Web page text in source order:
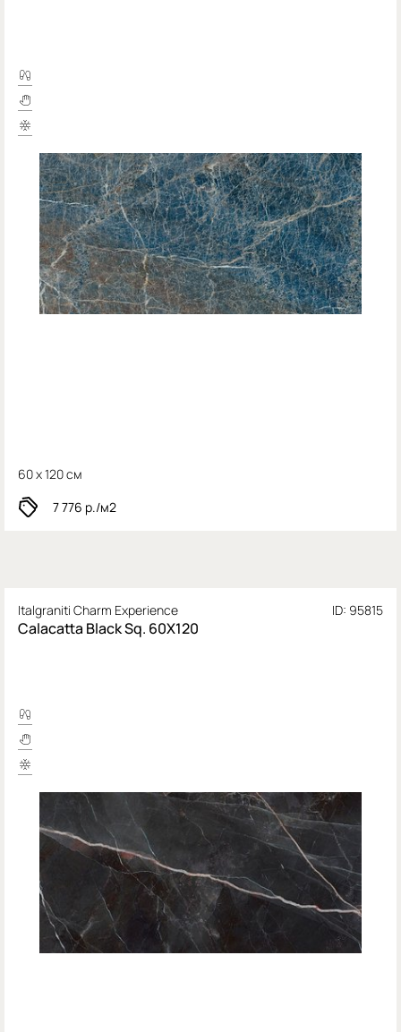
60 x 120 см
7 776 р./м2
Italgraniti Charm Experience ID: 95815
Calacatta Black Sq. 60X120